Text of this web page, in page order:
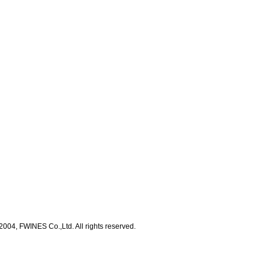
FWINES Co.,Ltd. All rights reserved.